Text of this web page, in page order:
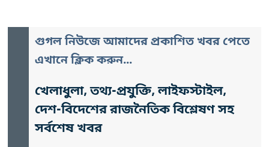
গুগল নিউজে আমাদের প্রকাশিত খবর পেতে
এখানে ক্লিক করুন...
খেলাধুলা, তথ্য-প্রযুক্তি, লাইফস্টাইল,
দেশ-বিদেশের রাজনৈতিক বিশ্লেষণ সহ
সর্বশেষ খবর